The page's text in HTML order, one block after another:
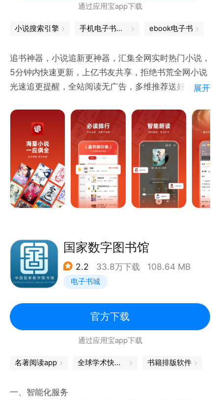
行止，在一起除恶扬善、探索真相的过程中互生情愫。
白鹿、敖瑞鹏主演《白月梵星》影视原著小说，聪慧狡
黠少女白烁×淡漠慵懒妖王梵樾，畅销书作家星零仙侠
巅峰之作。
《千朵桃花一世开》
张彬彬、孙珍妮主演，雪城少城主与暗域圣女三个身份
通过应用宝app下载
小说搜索引擎 手机电子书下载 ebook电子书
追书神器，小说追新更神器，汇集全网实时热门小说，
5分钟内快速更新，上亿书友共享，拒绝书荒全网小说
光速追更提醒，全站阅读无广告，多维推荐送好书，更
文小说电子书追更神器！
展开
国家数字图书馆
2.2 33.8万下载 108.64 MB
电子书城
官方下载
通过应用宝app下载
名著阅读app 全球学术快报下载 书籍排版软件
一、智能化服务